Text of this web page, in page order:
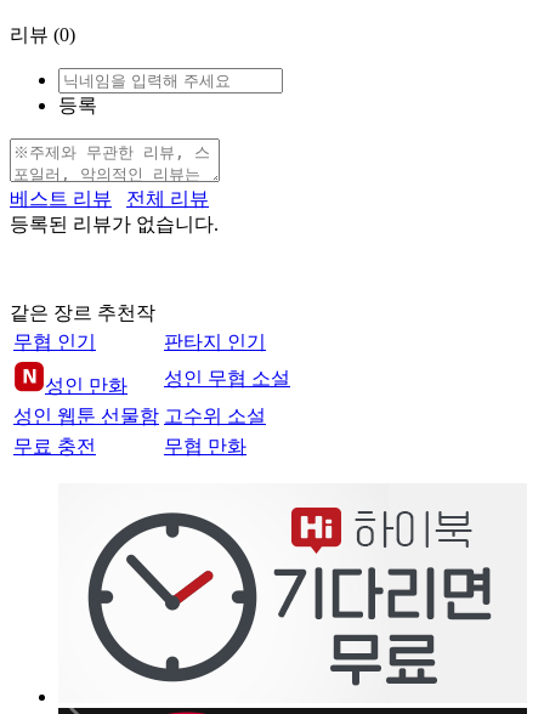
리뷰 (0)
등록
베스트 리뷰
전체 리뷰
등록된 리뷰가 없습니다.
같은 장르 추천작
무협 인기
판타지 인기
성인 만화
성인 무협 소설
성인 웹툰 선물함 고수위 소설
무료 충전
무협 만화